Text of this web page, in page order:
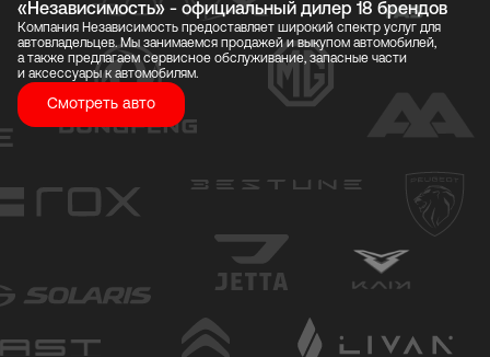
«Независимость» - официальный дилер 18 брендов
Компания Независимость предоставляет широкий спектр услуг для
автовладельцев. Мы занимаемся продажей и выкупом автомобилей,
а также предлагаем сервисное обслуживание, запасные части
и аксессуары к автомобилям.
Смотреть авто